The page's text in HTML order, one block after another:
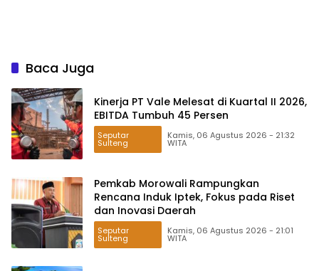
Baca Juga
Kinerja PT Vale Melesat di Kuartal II 2026,
EBITDA Tumbuh 45 Persen
Seputar
Sulteng
Kamis, 06 Agustus 2026 - 21:32
WITA
Pemkab Morowali Rampungkan
Rencana Induk Iptek, Fokus pada Riset
dan Inovasi Daerah
Seputar
Sulteng
Kamis, 06 Agustus 2026 - 21:01
WITA